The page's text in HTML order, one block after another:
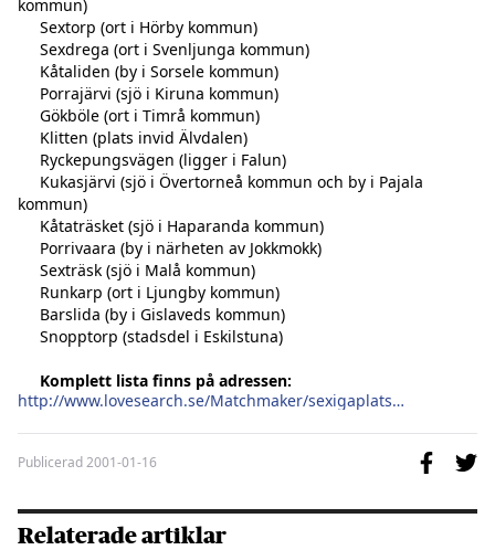
kommun)
kommun)
Komplett lista finns på adressen:
http://www.lovesearch.se/Matchmaker/sexigaplatser.html
Publicerad2001-01-16
Relaterade artiklar